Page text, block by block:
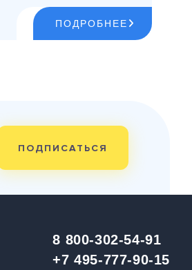
ПОДРОБНЕЕ
ПОДПИСАТЬСЯ
8 800-302-54-91
+7 495-777-90-15